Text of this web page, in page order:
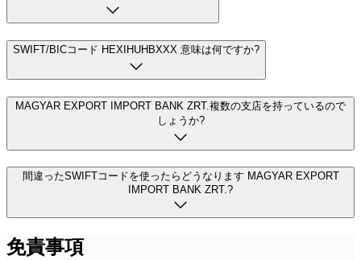
SWIFT/BICコード HEXIHUHBXXX 意味は何ですか?
MAGYAR EXPORT IMPORT BANK ZRT.複数の支店を持っているので
しょうか?
間違ったSWIFTコードを使ったらどうなります MAGYAR EXPORT
IMPORT BANK ZRT.?
免責事項